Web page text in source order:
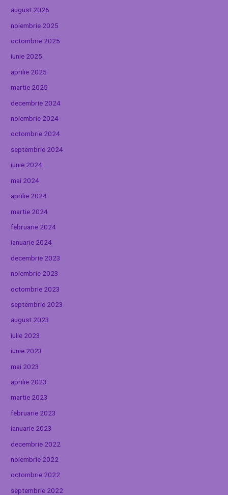
august 2026
noiembrie 2025
octombrie 2025
iunie 2025
aprilie 2025
martie 2025
decembrie 2024
noiembrie 2024
octombrie 2024
septembrie 2024
iunie 2024
mai 2024
aprilie 2024
martie 2024
februarie 2024
ianuarie 2024
decembrie 2023
noiembrie 2023
octombrie 2023
septembrie 2023
august 2023
iulie 2023
iunie 2023
mai 2023
aprilie 2023
martie 2023
februarie 2023
ianuarie 2023
decembrie 2022
noiembrie 2022
octombrie 2022
septembrie 2022